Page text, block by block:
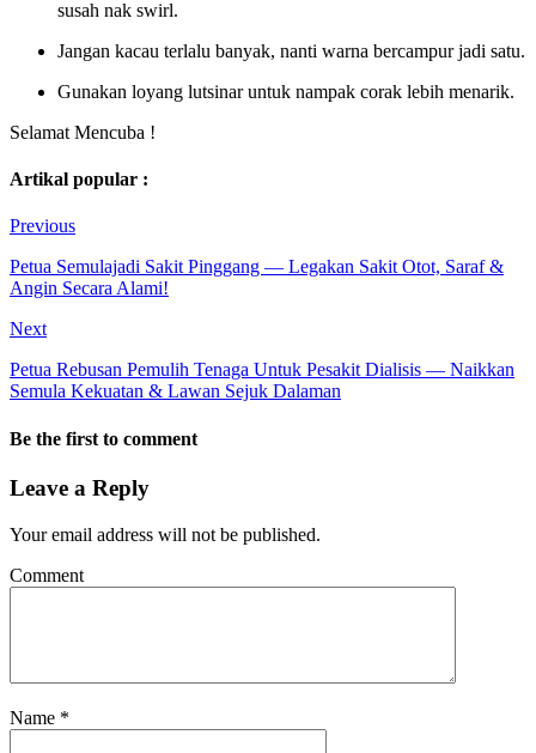
susah nak swirl.
Jangan kacau terlalu banyak, nanti warna bercampur jadi satu.
Gunakan loyang lutsinar untuk nampak corak lebih menarik.
Selamat Mencuba !
Artikal popular :
Previous
Petua Semulajadi Sakit Pinggang — Legakan Sakit Otot, Saraf &
Angin Secara Alami!
Next
Petua Rebusan Pemulih Tenaga Untuk Pesakit Dialisis — Naikkan
Semula Kekuatan & Lawan Sejuk Dalaman
Be the first to comment
Leave a Reply
Your email address will not be published.
Comment
Name *